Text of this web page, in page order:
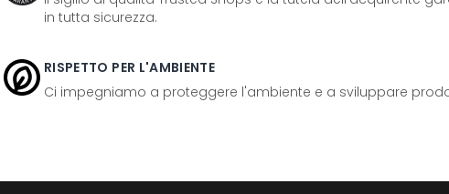
in tutta sicurezza.
RISPETTO PER L'AMBIENTE
Ci impegniamo a proteggere l'ambiente e a sviluppare